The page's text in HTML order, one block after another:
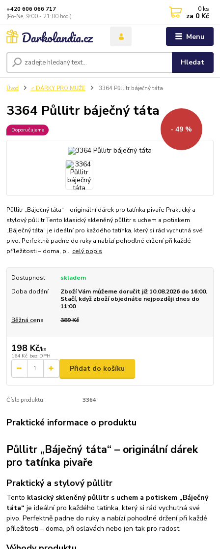
Menu
Hledat
+420 606 066 717
(Po-Ne, 9:00 - 21:00 hod.)
0 ks
za 0 Kč
Úvod ♂️ DÁRKY PRO MUŽE 3364 Půllitr báječný táta
3364 Půllitr báječný táta
Doporučujeme - 49 %
Půllitr „Báječný táta“ – originální dárek pro tatínka pivaře Praktický a
stylový půllitr Tento klasický skleněný půllitr s uchem a potiskem
„Báječný táta“ je ideální pro každého tatínka, který si rád vychutná své
pivo. Perfektně padne do ruky a nabízí pohodlné držení při každé
příležitosti – doma, p... celý popis
Dostupnost
skladem
Doba dodání
Zboží Vám můžeme doručit již 10.08.2026 do 16:00.
Stačí, když zboží objednáte nejpozději dnes do
11:00
Běžná cena
389 Kč
198 Kč/ks
164 Kč bez DPH
Přidat do košíku
Číslo produktu: 3364
Praktické informace o produktu
Půllitr „Báječný táta“ – originální dárek
pro tatínka pivaře
Praktický a stylový půllitr
Tento klasický skleněný půllitr s uchem a potiskem „Báječný
táta“ je ideální pro každého tatínka, který si rád vychutná své
pivo. Perfektně padne do ruky a nabízí pohodlné držení při každé
příležitosti – doma, při oslavách nebo jen tak pro radost.